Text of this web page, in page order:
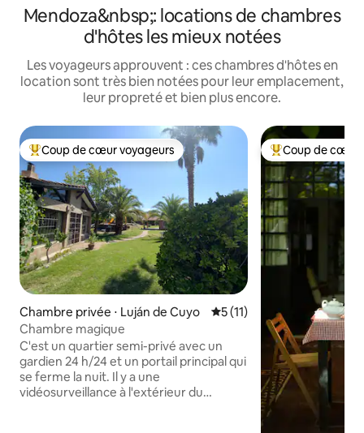
Mendoza&nbsp;: locations de chambres
d'hôtes les mieux notées
Les voyageurs approuvent : ces chambres d'hôtes en
location sont très bien notées pour leur emplacement,
leur propreté et bien plus encore.
Coups de cœur voyageurs les plus appréciés
Coup de cœur voyageurs
Chambre privée ⋅ Luján de Cuyo Évaluation moyenne sur la
5 (11)
Chambre magique
C'est un quartier semi-privé avec un
gardien 24 h/24 et un portail principal qui
se ferme la nuit. Il y a une
vidéosurveillance à l'extérieur du
Coups de cœur
Coup de cœur